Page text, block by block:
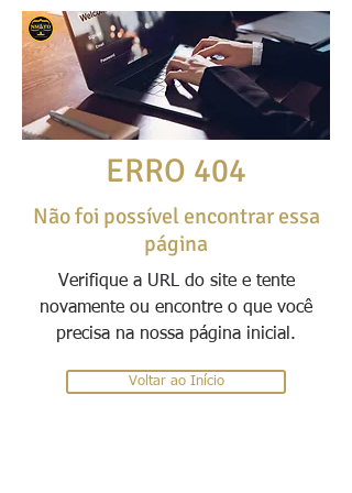
ERRO 404
Não foi possível encontrar essa
página
Verifique a URL do site e tente
novamente ou encontre o que você
precisa na nossa página inicial.
Voltar ao Início